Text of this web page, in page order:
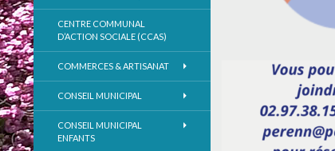
CENTRE COMMUNAL
D’ACTION SOCIALE (CCAS)
COMMERCES & ARTISANAT
CONSEIL MUNICIPAL
CONSEIL MUNICIPAL
ENFANTS